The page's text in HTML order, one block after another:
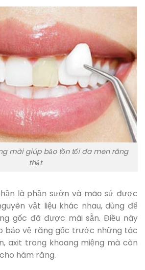
mài giúp bảo tồn tối đa men răng
thật
là phần sườn và mão sứ được
vật liệu khác nhau, dùng để
gốc đã được mài sẵn. Điều này
bảo vệ răng gốc trước những tác
axit trong khoang miệng mà còn
hàm răng.